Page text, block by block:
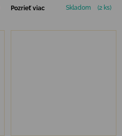
Pozrieť viac Skladom (2 ks)